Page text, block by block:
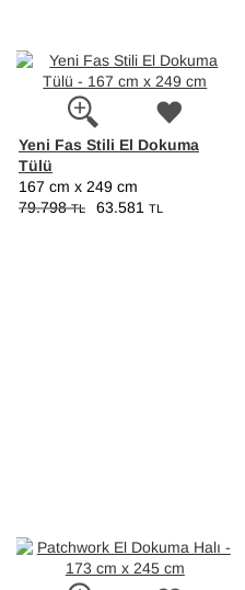
Yeni Fas Stili El Dokuma
Tülü
167 cm x 249 cm
79.798TL 63.581 TL